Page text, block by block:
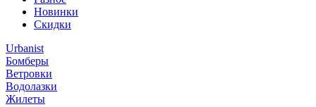
Новинки
Скидки
Urbanist
Бомберы
Ветровки
Водолазки
Жилеты